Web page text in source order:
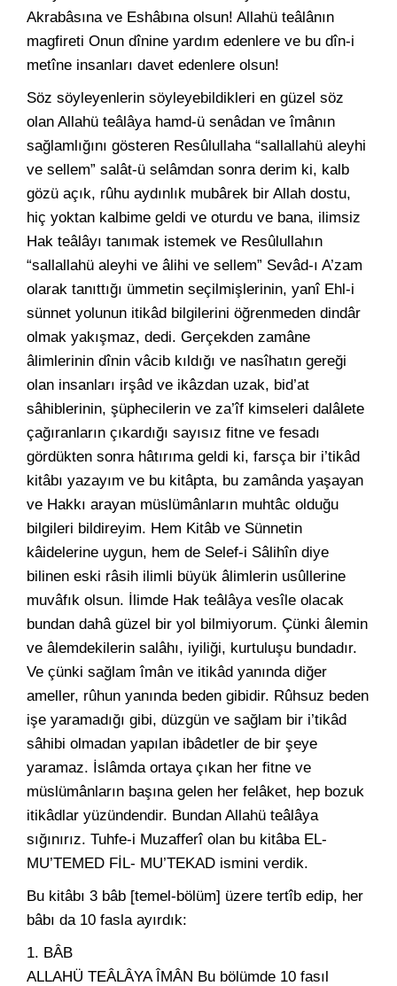
Akrabâsına ve Eshâbına olsun! Allahü teâlânın
magfireti Onun dînine yardım edenlere ve bu dîn-i
metîne insanları davet edenlere olsun!
Söz söyleyenlerin söyleyebildikleri en güzel söz
olan Allahü teâlâya hamd-ü senâdan ve îmânın
sağlamlığını gösteren Resûlullaha “sallallahü aleyhi
ve sellem” salât-ü selâmdan sonra derim ki, kalb
gözü açık, rûhu aydınlık mubârek bir Allah dostu,
hiç yoktan kalbime geldi ve oturdu ve bana, ilimsiz
Hak teâlâyı tanımak istemek ve Resûlullahın
“sallallahü aleyhi ve âlihi ve sellem” Sevâd-ı A’zam
olarak tanıttığı ümmetin seçilmişlerinin, yanî Ehl-i
sünnet yolunun itikâd bilgilerini öğrenmeden dindâr
olmak yakışmaz, dedi. Gerçekden zamâne
âlimlerinin dînin vâcib kıldığı ve nasîhatın gereği
olan insanları irşâd ve ikâzdan uzak, bid’at
sâhiblerinin, şüphecilerin ve za’îf kimseleri dalâlete
çağıranların çıkardığı sayısız fitne ve fesadı
gördükten sonra hâtırıma geldi ki, farsça bir i’tikâd
kitâbı yazayım ve bu kitâpta, bu zamânda yaşayan
ve Hakkı arayan müslümânların muhtâc olduğu
bilgileri bildireyim. Hem Kitâb ve Sünnetin
kâidelerine uygun, hem de Selef-i Sâlihîn diye
bilinen eski râsih ilimli büyük âlimlerin usûllerine
muvâfık olsun. İlimde Hak teâlâya vesîle olacak
bundan dahâ güzel bir yol bilmiyorum. Çünki âlemin
ve âlemdekilerin salâhı, iyiliği, kurtuluşu bundadır.
Ve çünki sağlam îmân ve itikâd yanında diğer
ameller, rûhun yanında beden gibidir. Rûhsuz beden
işe yaramadığı gibi, düzgün ve sağlam bir i’tikâd
sâhibi olmadan yapılan ibâdetler de bir şeye
yaramaz. İslâmda ortaya çıkan her fitne ve
müslümânların başına gelen her felâket, hep bozuk
itikâdlar yüzündendir. Bundan Allahü teâlâya
sığınırız. Tuhfe-i Muzafferî olan bu kitâba EL-
MU’TEMED FİL- MU’TEKAD ismini verdik.
Bu kitâbı 3 bâb [temel-bölüm] üzere tertîb edip, her
bâbı da 10 fasla ayırdık:
1. BÂB
ALLAHÜ TEÂLÂYA ÎMÂN Bu bölümde 10 fasıl